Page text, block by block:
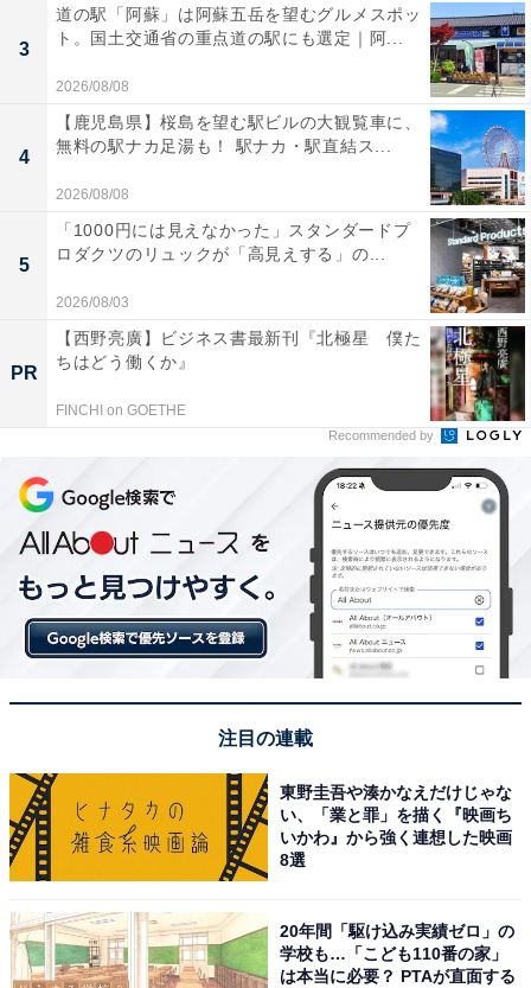
3
道の駅「阿蘇」は阿蘇五岳を望むグルメスポッ
ト。国土交通省の重点道の駅にも選定｜阿...
2026/08/08
4
【鹿児島県】桜島を望む駅ビルの大観覧車に、
無料の駅ナカ足湯も！ 駅ナカ・駅直結ス...
2026/08/08
5
「1000円には見えなかった」スタンダードプ
ロダクツのリュックが「高見えする」の...
2026/08/03
PR
【西野亮廣】ビジネス書最新刊『北極星 僕た
ちはどう働くか』
FINCHI on GOETHE
Recommended by
注目の連載
東野圭吾や湊かなえだけじゃな
い、「業と罪」を描く『映画ち
いかわ』から強く連想した映画
8選
20年間「駆け込み実績ゼロ」の
学校も…「こども110番の家」
は本当に必要？ PTAが直面する